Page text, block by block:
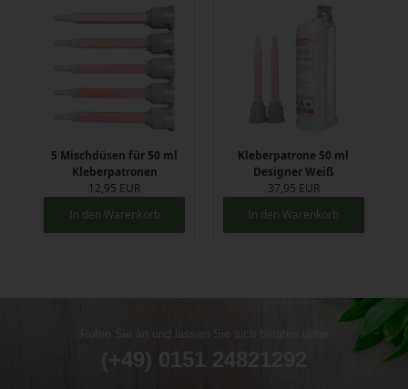
5 Mischdüsen für 50 ml
Kleberpatronen
12,95 EUR
In den Warenkorb
Kleberpatrone 50 ml
Designer Weiß
37,95 EUR
In den Warenkorb
Rufen Sie an und lassen Sie sich beraten unter
(+49) 0151 24821292